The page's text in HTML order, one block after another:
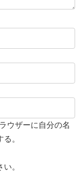
ウザーに自分の名
。
。